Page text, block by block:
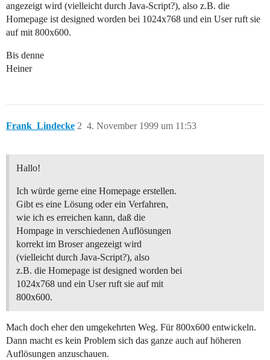
angezeigt wird (vielleicht durch Java-Script?), also z.B. die
Homepage ist designed worden bei 1024x768 und ein User ruft sie
auf mit 800x600.
Bis denne
Heiner
Frank_Lindecke 4. November 1999 um 11:53
2
Hallo!
Ich würde gerne eine Homepage erstellen.
Gibt es eine Lösung oder ein Verfahren,
wie ich es erreichen kann, daß die
Hompage in verschiedenen Auflösungen
korrekt im Broser angezeigt wird
(vielleicht durch Java-Script?), also
z.B. die Homepage ist designed worden bei
1024x768 und ein User ruft sie auf mit
800x600.
Mach doch eher den umgekehrten Weg. Für 800x600 entwickeln.
Dann macht es kein Problem sich das ganze auch auf höheren
Auflösungen anzuschauen.